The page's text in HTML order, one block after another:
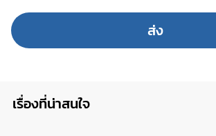
ส่ง
เรื่องที่น่าสนใจ